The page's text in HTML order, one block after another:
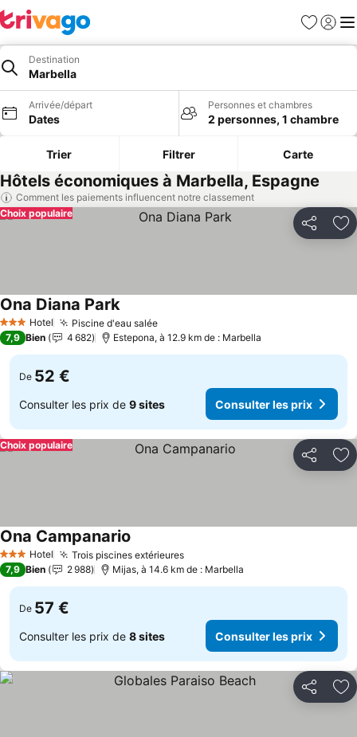
Favoris
Se
Destination
Marbella
Arrivée/départ
Dates
Personnes et chambres
2 personnes, 1 chambre
Trier Filtrer Carte
Hôtels économiques à Marbella, Espagne
Comment les paiements influencent notre classement
Partager
Choix populaire
3 ÉtoilesHotel Piscine d'eau saléeConsulter les prix
Ona Diana ParkConsulter les prix
7,9 Bien 4 682 Estepona, à 12.9 km de : Marbella
De 52 €
Consulter les prix de 9 sites Consulter les prix
Partager
Choix populaire
3 ÉtoilesHotel Trois piscines extérieuresConsulter les prix
Ona Campanario
7,9 Bien 2 988 Mijas, à 14.6 km de : Marbella
De 57 €
Consulter les prix de 8 sites Consulter les prix
Partager